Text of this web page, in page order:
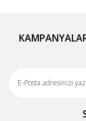
Görüş ve
Ürün
Ürün